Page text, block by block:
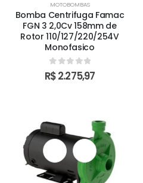
MOTOBOMBAS
Bomba Centrifuga Famac
FGN 3 2,0Cv 158mm de
Rotor 110/127/220/254V
Monofasico
0out of 5
R$2.275,97